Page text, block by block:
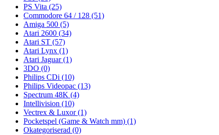
PS Vita (25)
Commodore 64 / 128 (51)
Amiga 500 (5)
Atari 2600 (34)
Atari ST (57)
Atari Lynx (1)
Atari Jaguar(1)
3DO (0)
Philips CDi (10)
Philips Videopac (13)
Spectrum 48K (4)
Intellivision (10)
Vectrex & Luxor(1)
Pocketspel (Game & Watch mm) (1)
Okategoriserad (0)